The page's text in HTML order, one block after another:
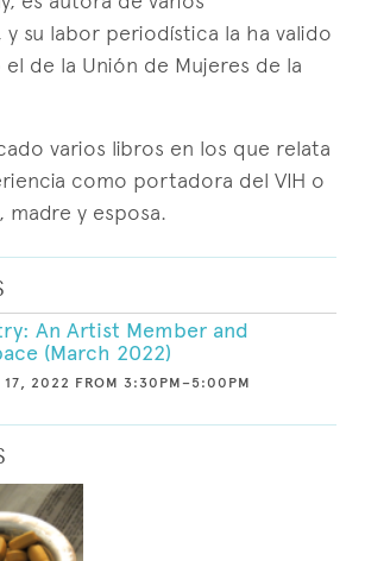
y su labor periodística la ha valido
de la Unión de Mujeres de la
varios libros en los que relata
como portadora del VIH o
madre y esposa.
An Artist Member and
(March 2022)
17, 2022 FROM 3:30PM–5:00PM